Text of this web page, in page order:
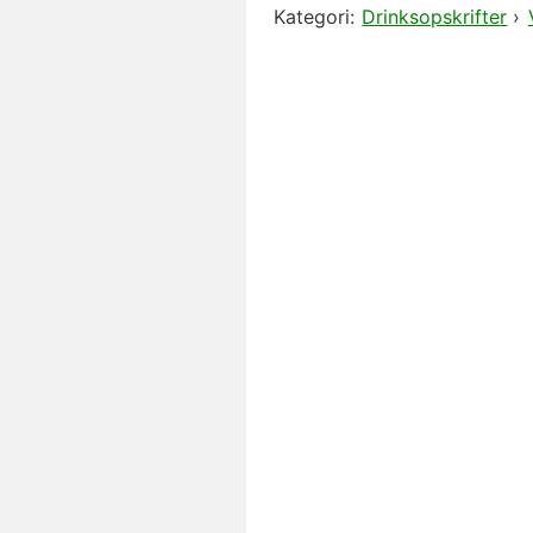
Kategori: Drinksopskrifter ›